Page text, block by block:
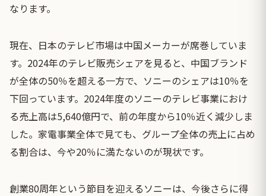
なります。
現在、日本のテレビ市場は中国メーカーが席巻していま
す。2024年のテレビ販売シェアを見ると、中国ブランド
が全体の50％を超える一方で、ソニーのシェアは10％を
下回っています。2024年度のソニーのテレビ事業におけ
る売上高は5,640億円で、前の年度から10％近く減少しま
した。家電事業全体で見ても、グループ全体の売上に占め
る割合は、今や20％に満たないのが現状です。
創業80周年という節目を迎えるソニーは、今後さらに得